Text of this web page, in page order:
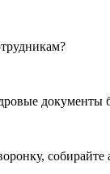
документы
собирайте